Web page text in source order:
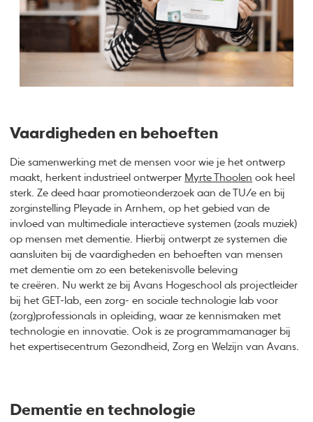
Vaardigheden en behoeften
Die samenwerking met de mensen voor wie je het ontwerp
maakt, herkent industrieel ontwerper Myrte Thoolen ook heel
sterk. Ze deed haar promotieonderzoek aan de TU/e en bij
zorginstelling Pleyade in Arnhem, op het gebied van de
invloed van multimediale interactieve systemen (zoals muziek)
op mensen met dementie. Hierbij ontwerpt ze systemen die
aansluiten bij de vaardigheden en behoeften van mensen
met dementie om zo een betekenisvolle beleving
te creëren. Nu werkt ze bij Avans Hogeschool als projectleider
bij het GET-lab, een zorg- en sociale technologie lab voor
(zorg)professionals in opleiding, waar ze kennismaken met
technologie en innovatie. Ook is ze programmamanager bij
het expertisecentrum Gezondheid, Zorg en Welzijn van Avans.
Dementie en technologie